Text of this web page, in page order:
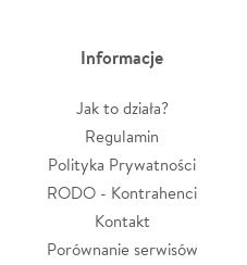
Informacje
Jak to działa?
Regulamin
Polityka Prywatności
RODO - Kontrahenci
Kontakt
Porównanie serwisów